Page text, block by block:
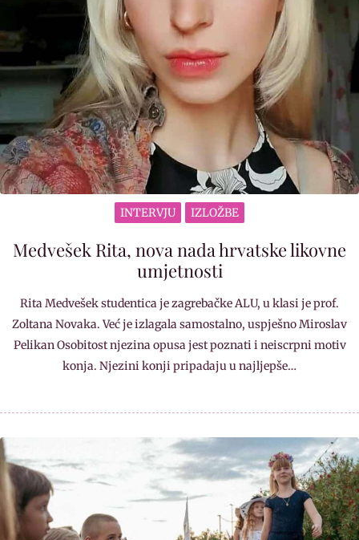
INTERVJU IZLOŽBE
Medvešek Rita, nova nada hrvatske likovne
umjetnosti
Rita Medvešek studentica je zagrebačke ALU, u klasi je prof.
Zoltana Novaka. Već je izlagala samostalno, uspješno Miroslav
Pelikan Osobitost njezina opusa jest poznati i neiscrpni motiv
konja. Njezini konji pripadaju u najljepše…